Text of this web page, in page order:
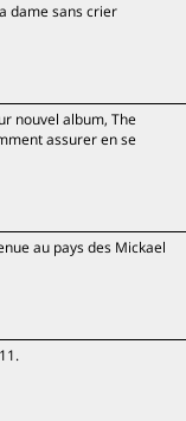
dame sans crier
nouvel album, The
assurer en se
au pays des Mickael